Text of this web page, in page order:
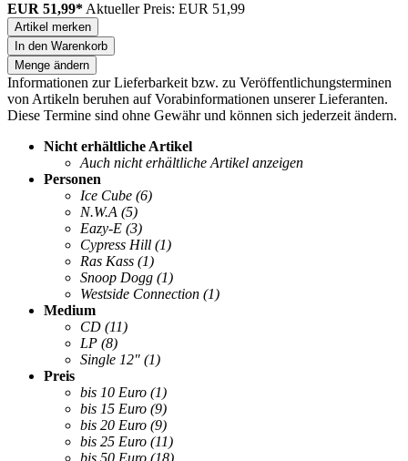
EUR 51,99* Aktueller Preis: EUR 51,99
Artikel merken
In den Warenkorb
Menge ändern
Informationen zur Lieferbarkeit bzw. zu Veröffentlichungsterminen
von Artikeln beruhen auf Vorabinformationen unserer Lieferanten.
Diese Termine sind ohne Gewähr und können sich jederzeit ändern.
Nicht erhältliche Artikel
Auch nicht erhältliche Artikel anzeigen
Personen
Ice Cube (6)
N.W.A (5)
Eazy-E (3)
Cypress Hill (1)
Ras Kass (1)
Snoop Dogg (1)
Westside Connection (1)
Medium
CD (11)
LP (8)
Single 12" (1)
Preis
bis 10 Euro (1)
bis 15 Euro (9)
bis 20 Euro (9)
bis 25 Euro (11)